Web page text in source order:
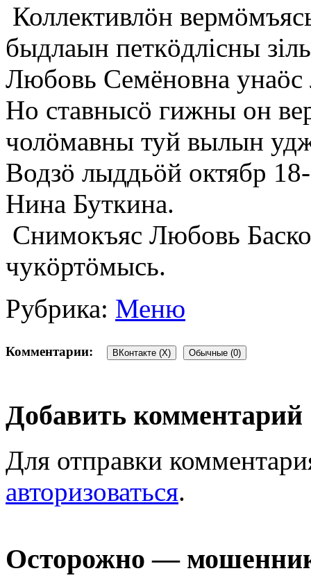
Коллективлöн
быдлаын петкöдлiсны
Любовь Семёновна
Но ставнысö гижны он
чолöмавны туй вылын
Водзö лыддьöй октябр
Нина Буткина.
Снимокъяс Любовь
чукöртöмысь.
Рубрика: Меню
Комментарии: ВКонтакте (X) Обычные (0)
Добавить комментарий
Для отправки
авторизоваться.
Осторожно —